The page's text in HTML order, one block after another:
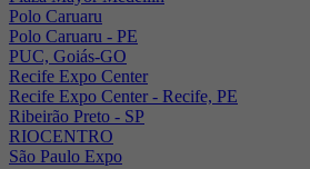
Polo Caruaru
Polo Caruaru - PE
PUC, Goiás-GO
Recife Expo Center
Recife Expo Center - Recife, PE
Ribeirão Preto - SP
RIOCENTRO
São Paulo Expo